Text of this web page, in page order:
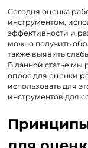
Сегодня оценка
инструментом,
эффективности и
можно получить
также выявить
В данной статье мы
опрос для оценки
использовать для
инструментов для